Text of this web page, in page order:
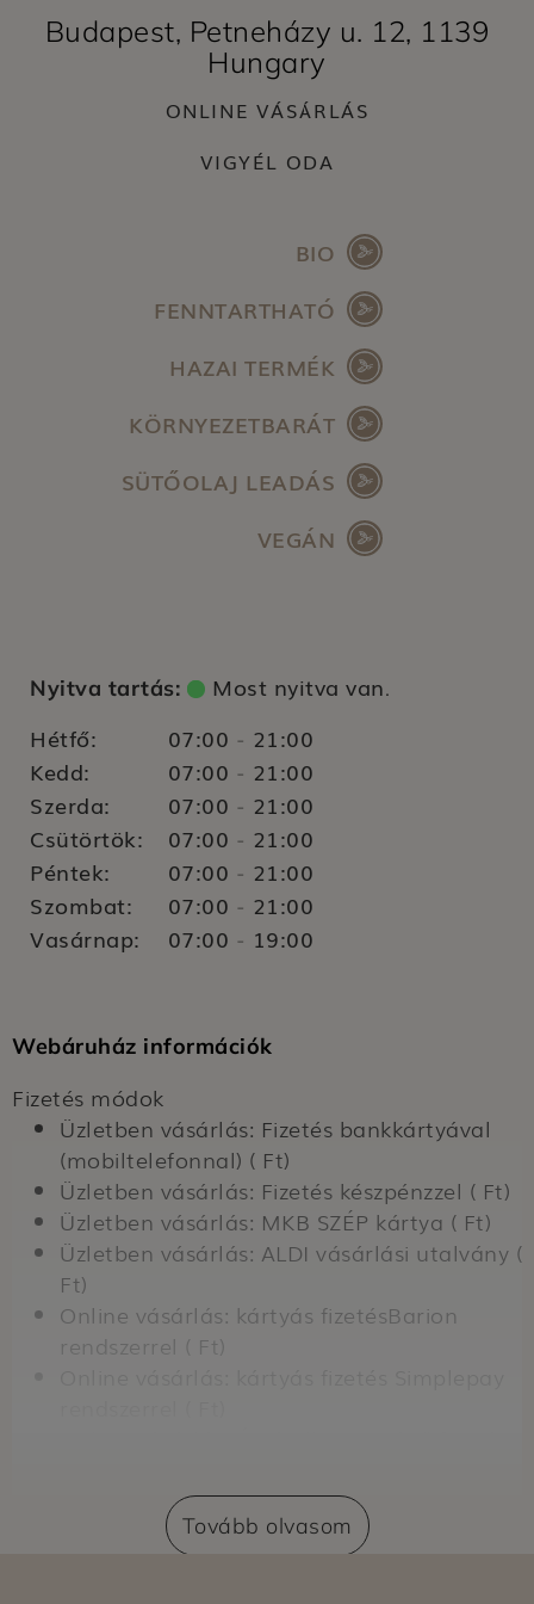
Budapest, Petneházy u. 12, 1139
Hungary
ONLINE VÁSÁRLÁS
VIGYÉL ODA
BIO
FENNTARTHATÓ
HAZAI TERMÉK
KÖRNYEZETBARÁT
SÜTŐOLAJ LEADÁS
VEGÁN
Nyitva tartás: Most nyitva van.
Hétfő: 07:00 - 21:00
Kedd:
07:00 - 21:00
Szerda:
07:00 - 21:00
Csütörtök:
07:00 - 21:00
Péntek:
07:00 - 21:00
Szombat:
07:00 - 21:00
Vasárnap:
07:00 - 19:00
Webáruház információk
Fizetés módok
Üzletben vásárlás: Fizetés bankkártyával
(mobiltelefonnal) ( Ft)
Üzletben vásárlás: Fizetés készpénzzel ( Ft)
Üzletben vásárlás: MKB SZÉP kártya ( Ft)
Üzletben vásárlás: ALDI vásárlási utalvány (
Ft)
Online vásárlás: kártyás fizetésBarion
rendszerrel ( Ft)
Online vásárlás: Átvételkor történő fizetés
bankkártyával ( Ft)Tovább olvasom